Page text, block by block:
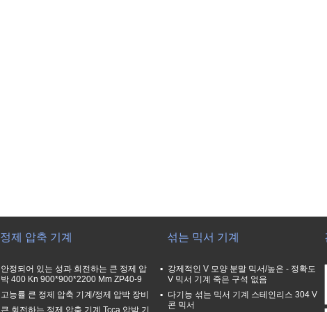
정제 압축 기계
안정되어 있는 성과 회전하는 큰 정제 압
박 400 Kn 900*900*2200 Mm ZP40-9
고능률 큰 정제 압축 기계/정제 압박 장비
큰 회전하는 정제 압축 기계 Tcca 압박 기
섞는 믹서 기계
강제적인 V 모양 분말 믹서/높은 - 정확도
V 믹서 기계 죽은 구석 없음
다기능 섞는 믹서 기계 스테인리스 304 V
콘 믹서